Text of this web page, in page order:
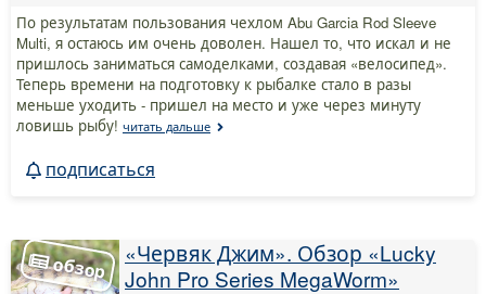
По результатам пользования чехлом Abu Garcia Rod Sleeve
Multi, я остаюсь им очень доволен. Нашел то, что искал и не
пришлось заниматься самоделками, создавая «велосипед».
Теперь времени на подготовку к рыбалке стало в разы
меньше уходить - пришел на место и уже через минуту
ловишь рыбу! читать дальше
подписаться
«Червяк Джим». Обзор «Lucky
John Pro Series MegaWorm»